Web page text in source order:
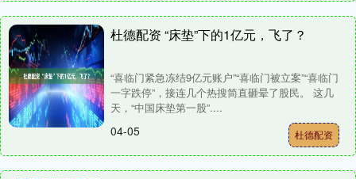
杜德配资 “床垫”下的1亿元，飞了？
“喜临门紧急冻结9亿元账户”“喜临门被立案”“喜临门
一字跌停”，接连几个热搜简直砸晕了股民。 这几
天，“中国床垫第一股”....
04-05 杜德配资